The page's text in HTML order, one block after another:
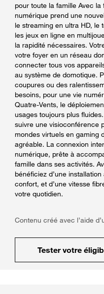
pour toute la famille Avec
numérique prend une
le streaming en ultra HD, le
les jeux en ligne en
la rapidité nécessaires.
votre foyer en un réseau
connecter tous vos
au système de domotique.
coupures ou des
besoins, pour une vie
Quatre-Vents, le
usages toujours plus
suivre une visioconférence
mondes virtuels en gaming
agréable. La connexion
numérique, prête à
famille dans ses activités.
bénéficiez d’une
confort, et d’une vitesse
votre quotidien.
Contenu créé avec l’aide
Tester votre